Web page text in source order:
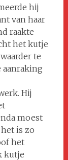
hij
van haar
raakte
het kutje
te
aanraking
Hij
moest
is zo
het
kutje